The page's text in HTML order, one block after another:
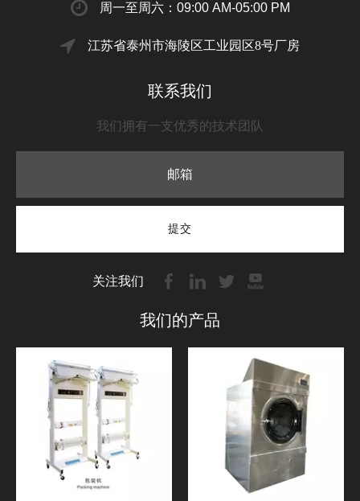
周一至周六：09:00 AM-05:00 PM
江苏省泰州市海陵区工业园区8号厂房
联系我们
我们拥有一支优秀的技术团队
提交
关注我们
我们的产品